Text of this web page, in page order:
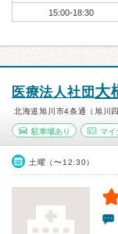
15:00-18:30
医療法人社団 大
北海道旭川市4条通（旭川
駐車場あり マイ
土曜（〜12:30）